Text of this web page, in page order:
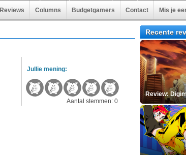
Reviews Columns Budgetgamers Contact Mis je
Jullie mening:
Aantal stemmen: 0
Recente
Review: